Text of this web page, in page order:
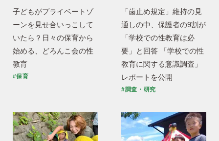
子どもがプライベートゾ
ーンを見せ合いっこして
いたら？日々の保育から
始める、どろんこ会の性
教育
#保育
「歯止め規定」維持の見
通しの中、保護者の9割が
「学校での性教育は必
要」と回答 「学校での性
教育に関する意識調査」
レポートを公開
#調査・研究